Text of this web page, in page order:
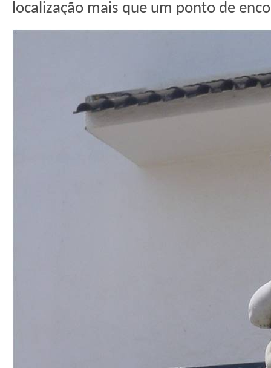
localização mais que um ponto de